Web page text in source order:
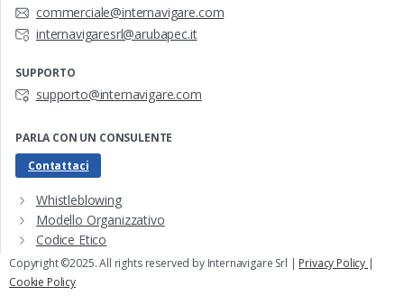
commerciale@internavigare.com
internavigaresrl@arubapec.it
SUPPORTO
supporto@internavigare.com
PARLA CON UN CONSULENTE
Contattaci
Whistleblowing
Modello Organizzativo
Codice Etico
Copyright ©2025. All rights reserved by Internavigare Srl | Privacy Policy |
Cookie Policy